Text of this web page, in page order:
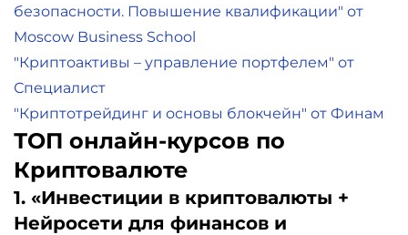
безопасности. Повышение квалификации" от
Moscow Business School
"Криптоактивы – управление портфелем" от
Специалист
"Криптотрейдинг и основы блокчейн" от Финам
ТОП онлайн-курсов по
Криптовалюте
1. «Инвестиции в криптовалюты +
Нейросети для финансов и